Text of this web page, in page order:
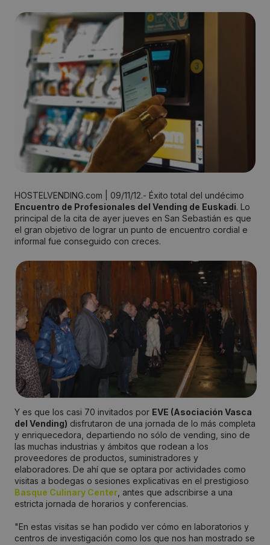
HOSTELVENDING.com | 09/11/12.- Éxito total del undécimo
Encuentro de Profesionales del Vending de Euskadi. Lo
principal de la cita de ayer jueves en San Sebastián es que
el gran objetivo de lograr un punto de encuentro cordial e
informal fue conseguido con creces.
Y es que los casi 70 invitados por EVE (Asociación Vasca
del Vending) disfrutaron de una jornada de lo más completa
y enriquecedora, departiendo no sólo de vending, sino de
las muchas industrias y ámbitos que rodean a los
proveedores de productos, suministradores y
elaboradores. De ahí que se optara por actividades como
visitas a bodegas o sesiones explicativas en el prestigioso
Basque Culinary Center , antes que adscribirse a una
estricta jornada de horarios y conferencias.
"En estas visitas se han podido ver cómo en laboratorios y
centros de investigación como los que nos han mostrado se